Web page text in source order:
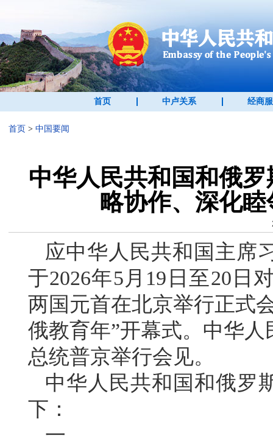
首页 中卢关系 经商
首页 > 中国要闻
中华人民共和国和俄
略协作、深化
应中华人民共和国主席
于2026年5月19日至20日
两国元首在北京举行正式
俄教育年”开幕式。中华
总统普京举行会见。
中华人民共和国和俄罗
下：
一